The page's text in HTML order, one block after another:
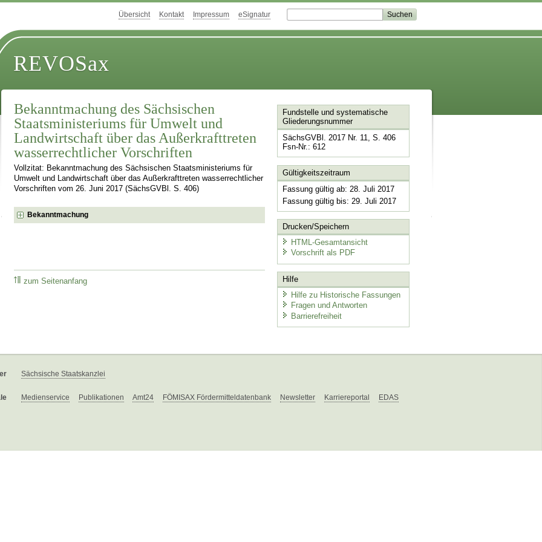
Übersicht Kontakt Impressum eSignatur
REVOSax
Bekanntmachung des Sächsischen
Staatsministeriums für Umwelt und
Landwirtschaft über das Außerkrafttreten
wasserrechtlicher Vorschriften
Vollzitat: Bekanntmachung des Sächsischen Staatsministeriums für
Umwelt und Landwirtschaft über das Außerkrafttreten wasserrechtlicher
Vorschriften vom 26. Juni 2017 (SächsGVBl. S. 406)
Bekanntmachung
zum Seitenanfang
Fundstelle und systematische
Gliederungsnummer
SächsGVBl. 2017 Nr. 11, S. 406
Fsn-Nr.: 612
Gültigkeitszeitraum
Fassung gültig ab: 28. Juli 2017
Fassung gültig bis: 29. Juli 2017
Drucken/Speichern
HTML-Gesamtansicht
Vorschrift als PDF
Hilfe
Hilfe zu Historische Fassungen
Fragen und Antworten
Barrierefreiheit
Sächsische Staatskanzlei
Medienservice Publikationen Amt24 FÖMISAX Fördermitteldatenbank Newsletter Karriereportal EDAS